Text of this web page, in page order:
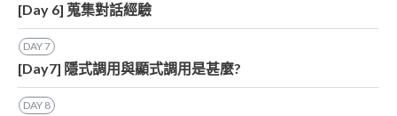
[Day 6] 蒐集對話經驗
DAY7
[Day7] 隱式調用與顯式調用是甚麼?
DAY 8